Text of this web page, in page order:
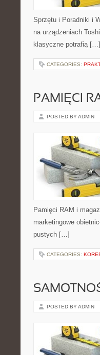
Sprzętu i Poradniki i
na urządzeniach
klasyczne potrafią […]
CATEGORIES:
PAMIĘCI
POSTED BY ADMIN
Pamięci RAM i
marketingowe
pustych […]
CATEGORIES:
POSTED BY ADMIN